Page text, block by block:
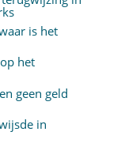
is het
het
geen geld
in